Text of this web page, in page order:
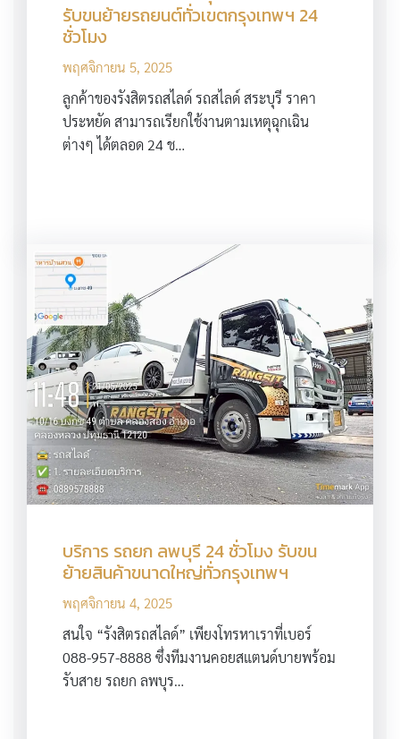
รับขนย้ายรถยนต์ทั่วเขตกรุงเทพฯ 24
ชั่วโมง
พฤศจิกายน 5, 2025
ลูกค้าของรังสิตรถสไลด์ รถสไลด์ สระบุรี ราคา
ประหยัด สามารถเรียกใช้งานตามเหตุฉุกเฉิน
ต่างๆ ได้ตลอด 24 ช…
บริการ รถยก ลพบุรี 24 ชั่วโมง รับขน
ย้ายสินค้าขนาดใหญ่ทั่วกรุงเทพฯ
พฤศจิกายน 4, 2025
สนใจ “รังสิตรถสไลด์” เพียงโทรหาเราที่เบอร์
088-957-8888 ซึ่งทีมงานคอยสแตนด์บายพร้อม
รับสาย รถยก ลพบุร…